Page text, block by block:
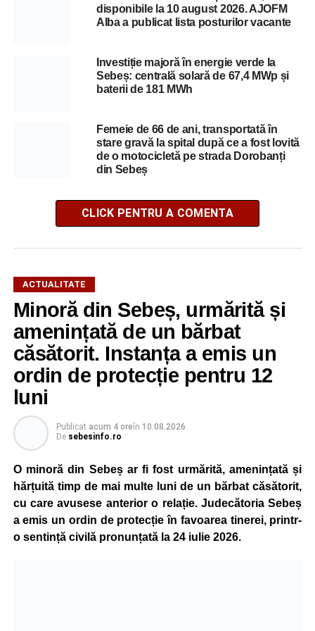
disponibile la 10 august 2026. AJOFM
Alba a publicat lista posturilor vacante
Investiție majoră în energie verde la
Sebeș: centrală solară de 67,4 MWp și
baterii de 181 MWh
Femeie de 66 de ani, transportată în
stare gravă la spital după ce a fost lovită
de o motocicletă pe strada Dorobanți
din Sebeș
CLICK PENTRU A COMENTA
ACTUALITATE
Minoră din Sebeș, urmărită și
amenințată de un bărbat
căsătorit. Instanța a emis un
ordin de protecție pentru 12
luni
Publicat acum 4 oreîn 10.08.2026
De sebesinfo.ro
O minoră din Sebeș ar fi fost urmărită, amenințată și
hărțuită timp de mai multe luni de un bărbat căsătorit,
cu care avusese anterior o relație. Judecătoria Sebeș
a emis un ordin de protecție în favoarea tinerei, printr-
o sentință civilă pronunțată la 24 iulie 2026.